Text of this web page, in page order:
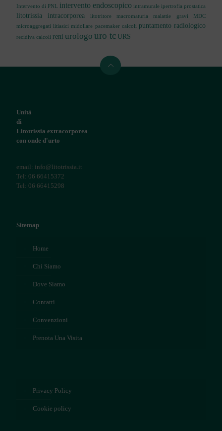
Intervento di PNL intervento endoscopico intramurale ipertrofia prostatica
litotrissia intracorporea litotritore macromaturia malattie gravi
MDC
microaggregati litiasici midollare pacemaker calcoli puntamento radiologico
recidiva calcoli reni urologo uro tc URS
Unità
di
Litotrissia extracorporea
con onde d'urto
email: info@litotrissia.it
Tel: 06 66415372
Tel: 06 66415298
Sitemap
Home
Chi Siamo
Dove Siamo
Contatti
Convenzioni
Prenota Una Visita
Privacy Policy
Cookie policy